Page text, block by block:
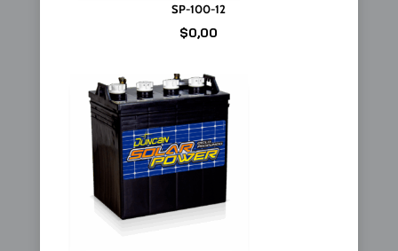
SP-100-12
$0,00